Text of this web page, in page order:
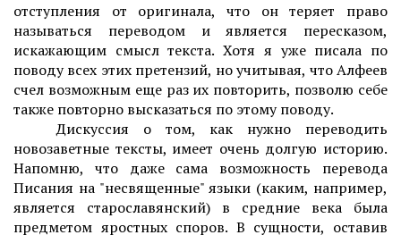
отступления от оригинала, что он теряет право
называться переводом и является пересказом,
искажающим смысл текста. Хотя я уже писала по
поводу всех этих претензий, но учитывая, что Алфеев
счел возможным еще раз их повторить, позволю себе
также повторно высказаться по этому поводу.
Дискуссия о том, как нужно переводить
новозаветные тексты, имеет очень долгую историю.
Напомню, что даже сама возможность перевода
Писания на "несвященные" языки (каким, например,
является старославянский) в средние века была
предметом яростных споров. В сущности, оставив